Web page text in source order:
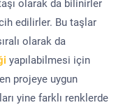
olarak da bilinirler
edilirler. Bu taşlar
olarak da
yapılabilmesi için
projeye uygun
yine farklı renklerde